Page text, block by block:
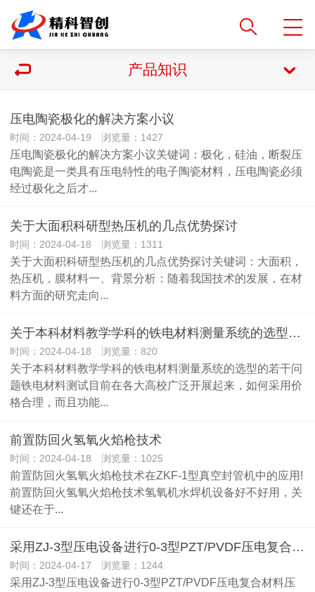
产品知识
压电陶瓷极化的解决方案小议
时间：2024-04-19 浏览量：1427
压电陶瓷极化的解决方案小议关键词：极化，硅油，断裂压
电陶瓷是一类具有压电特性的电子陶瓷材料，压电陶瓷必须
经过极化之后才...
关于大面积科研型热压机的几点优势探讨
时间：2024-04-18 浏览量：1311
关于大面积科研型热压机的几点优势探讨关键词：大面积，
热压机，膜材料一、背景分析：随着我国技术的发展，在材
料方面的研究走向...
关于本科材料教学学科的铁电材料测量系统的选型的若干问题
时间：2024-04-18 浏览量：820
关于本科材料教学学科的铁电材料测量系统的选型的若干问
题铁电材料测试目前在各大高校广泛开展起来，如何采用价
格合理，而且功能...
前置防回火氢氧火焰枪技术
时间：2024-04-18 浏览量：1025
前置防回火氢氧火焰枪技术在ZKF-1型真空封管机中的应用!
前置防回火氢氧火焰枪技术氢氧机水焊机设备好不好用，关
键还在于...
采用ZJ-3型压电设备进行0-3型PZT/PVDF压电复合材料压电性能研究
时间：2024-04-17 浏览量：1244
采用ZJ-3型压电设备进行0-3型PZT/PVDF压电复合材料压